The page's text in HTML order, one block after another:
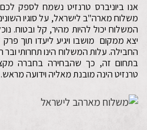
אנו ביוניברס טרנזיט נשמח לספק
משלוח מארה"ב לישראל, על סוגיו
המשלוח יכול להיות מהיר, קל ובטוח.
יצא ממקום מושבו ויגיע ליעדו תוך פרק
החבילה. עלות המשלוח הינו תחרותי
בתחום זה, כך שהבחירה בחברה
טרנזיט הינה מובנת מאליה וידועה מראש.